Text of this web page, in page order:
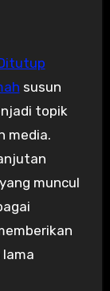
susun
topik
media.
muncul